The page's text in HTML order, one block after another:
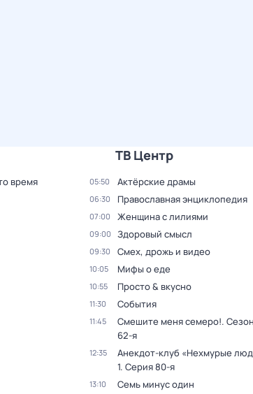
время
ТВ Центр
05:50 Актёрские драмы
06:30 Православная энциклопедия
07:00 Женщина с лилиями
09:00 Здоровый смысл
09:30 Смех, дрожь и видео
10:05 Мифы о еде
10:55 Просто & вкусно
11:30 События
11:45 Смешите меня семеро!.
62-я
12:35 Анекдот-клуб «Нехмурые
1. Серия 80-я
13:10 Семь минус один